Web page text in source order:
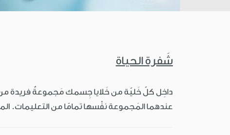
شَفرة الحياة
داخِل كلّ خَليّة من خَلايا جِسمك مَجموعةٌ فريدة من
عندهما المَجموعة نفْسها تمامًا من التعليمات.